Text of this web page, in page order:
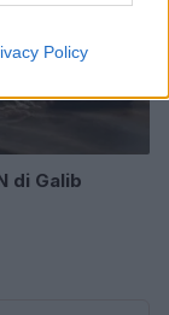
Policy
di Galib